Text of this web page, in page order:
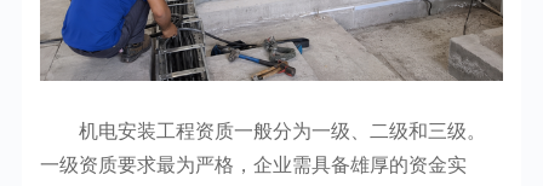
机电安装工程资质一般分为一级、二级和三级。
一级资质要求最为严格，企业需具备雄厚的资金实